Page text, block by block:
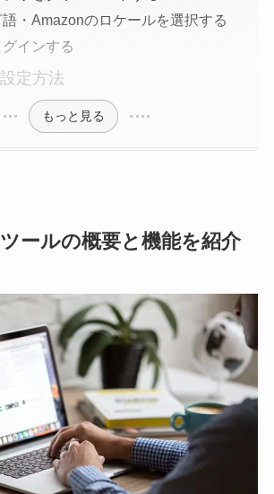
語・Amazonのロケールを選択する
グインする
定方法
もっと見る
ールの概要と機能を紹介